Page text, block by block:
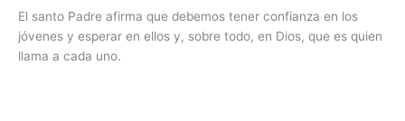
El santo Padre afirma que debemos tener confianza en los
jóvenes y esperar en ellos y, sobre todo, en Dios, que es quien
llama a cada uno.